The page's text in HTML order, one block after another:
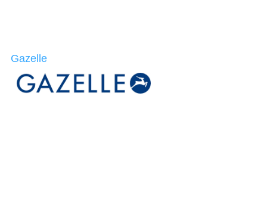
Gazelle